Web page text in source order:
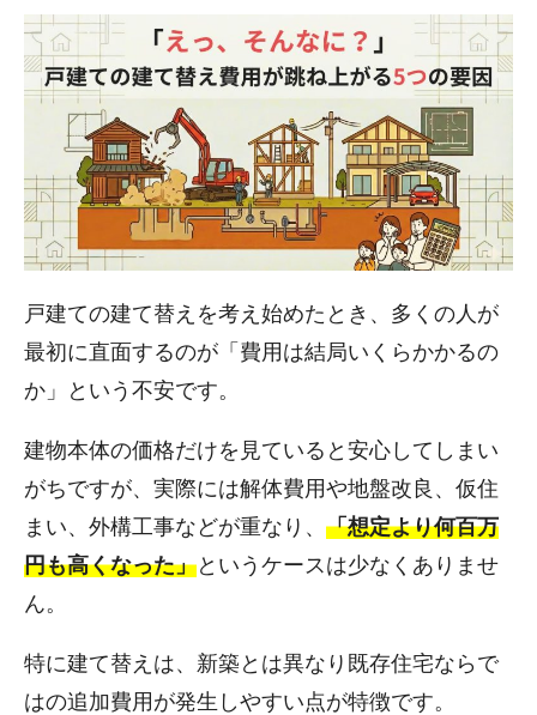
戸建ての建て替えを考え始めたとき、多くの人が
最初に直面するのが「費用は結局いくらかかるの
か」という不安です。
建物本体の価格だけを見ていると安心してしまい
がちですが、実際には解体費用や地盤改良、仮住
まい、外構工事などが重なり、 「想定より何百万
円も高くなった」というケースは少なくありませ
ん。
特に建て替えは、新築とは異なり既存住宅ならで
はの追加費用が発生しやすい点が特徴です。